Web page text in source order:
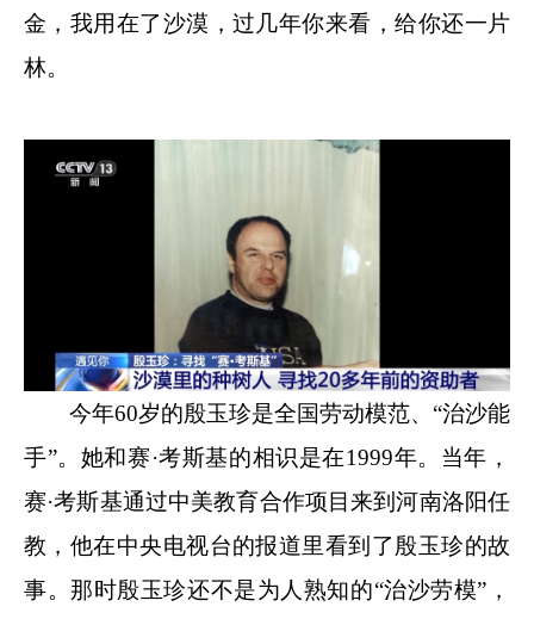
金，我用在了沙漠，过几年你来看，给你还一片
林。
今年60岁的殷玉珍是全国劳动模范、“治沙能
手”。她和赛·考斯基的相识是在1999年。当年，
赛·考斯基通过中美教育合作项目来到河南洛阳任
教，他在中央电视台的报道里看到了殷玉珍的故
事。那时殷玉珍还不是为人熟知的“治沙劳模”，